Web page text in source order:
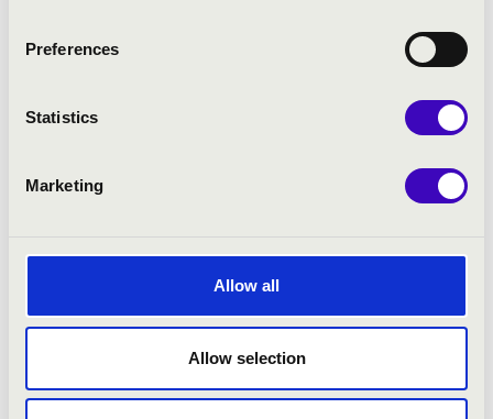
Preferences
Statistics
Marketing
Allow all
Allow selection